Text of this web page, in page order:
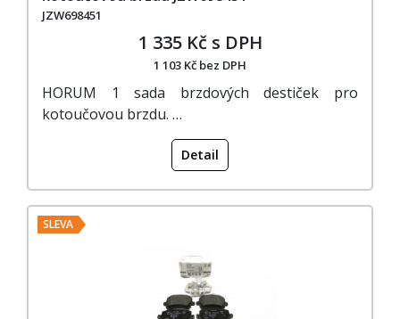
JZW698451
1 335 Kč s DPH
1 103 Kč bez DPH
HORUM 1 sada brzdových destiček pro
kotoučovou brzdu. …
Detail
SLEVA